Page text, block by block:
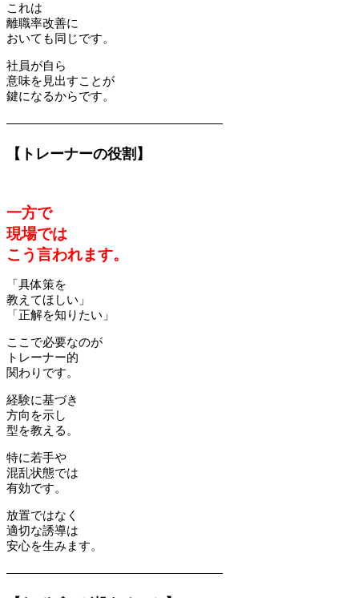
これは
離職率改善に
おいても同じです。
社員が自ら
意味を見出すことが
鍵になるからです。
――――――――――――――――――
【トレーナーの役割】
一方で
現場では
こう言われます。
「具体策を
教えてほしい」
「正解を知りたい」
ここで必要なのが
トレーナー的
関わりです。
経験に基づき
方向を示し
型を教える。
特に若手や
混乱状態では
有効です。
放置ではなく
適切な誘導は
安心を生みます。
――――――――――――――――――